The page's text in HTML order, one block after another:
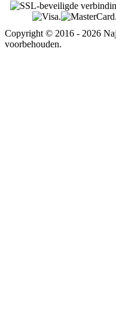
Copyright © 2016 - 2026
voorbehouden.